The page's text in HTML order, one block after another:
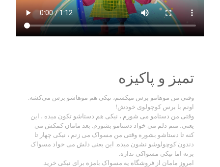
تمیز و پاکیزه
وقتی من موهامو برس میکشم، نیکی هم موهاشو برس می‌کشه.
اونم با برس کوچولوی خودش!
وقتی من دستامو می شورم ، نیکی هم دستاشو تکون میده ، این
یعنی: منم دلم می خواد دستامو بشورم. بعد مامان کمکش می
کنه تا دستاشو بشوره وقتی من مسواک می زنم ، نیکی چهار تا
دندون کوچولوشو نشون میده. این یعنی دلش می خواد مسواک
بزنه اما نیکی مسواکی نداره.
امروز مامان از فروشگاه یه مسواک بامزه برای نیکی خرید.